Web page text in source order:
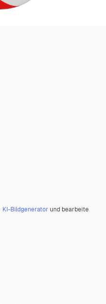
KI-Bildgenerator und bearbeite